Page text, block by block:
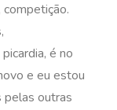
é no
e eu estou
pelas outras